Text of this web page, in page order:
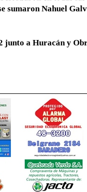
sumaron Nahuel
a Huracán y